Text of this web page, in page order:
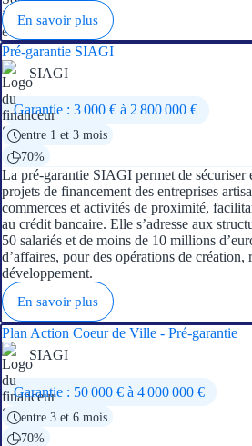
En savoir plus
Pré-garantie SIAGI
SIAGI
Garantie : 3 000 € à 2 800 000 €
entre 1 et 3 mois
70%
La pré-garantie SIAGI permet de sécuriser
projets de financement des entreprises
commerces et activités de proximité,
au crédit bancaire. Elle s’adresse aux
50 salariés et de moins de 10 millions
d’affaires, pour des opérations de création,
développement.
En savoir plus
Plan Action Coeur de Ville - Pré-garantie
SIAGI
Garantie : 50 000 € à 4 000 000 €
entre 3 et 6 mois
70%